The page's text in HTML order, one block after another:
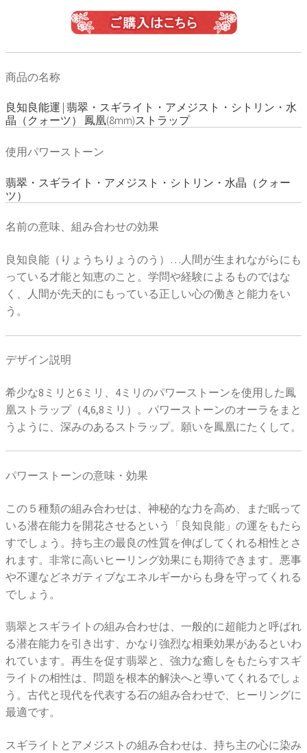
商品の名称
良知良能運 | 翡翠・スギライト・アメジスト・シトリン・水
晶（クォーツ） 鳳凰(8mm)ストラップ
使用パワーストーン
翡翠・スギライト・アメジスト・シトリン・水晶（クォー
ツ）
名前の意味、組み合わせの効果
良知良能（りょうちりょうのう）…人間が生まれながらにも
っている才能と知恵のこと。学問や経験によるものではな
く、人間が先天的にもっている正しい心の働きと能力をい
う。
デザイン説明
希少な8ミリと6ミリ、4ミリのパワーストーンを使用した鳳
凰ストラップ（4,6,8ミリ）。パワーストーンのオーラをまと
うように、深みのあるストラップ。願いを鳳凰にたくして。
パワーストーンの意味・効果
この５種類の組み合わせは、神秘的な力を高め、まだ眠って
いる潜在能力を開花させるという「良知良能」の運をもたら
すでしょう。持ち主の最良の性質を伸ばしてくれる相性とさ
れます。非常に高いヒーリング効果にも期待できます。悪事
や不運などネガティブなエネルギーからも身を守ってくれる
でしょう。
翡翠とスギライトの組み合わせは、一般的に超能力と呼ばれ
る潜在能力を引き出す、かなり強烈な相乗効果があるといわ
れています。再生を促す翡翠と、強力な癒しをもたらすスギ
ライトの相性は、問題を根本的解決へと導いてくれるでしょ
う。古代と現代を代表する石の組み合わせで、ヒーリングに
最適です。
スギライトとアメジストの組み合わせは、持ち主の心に染み